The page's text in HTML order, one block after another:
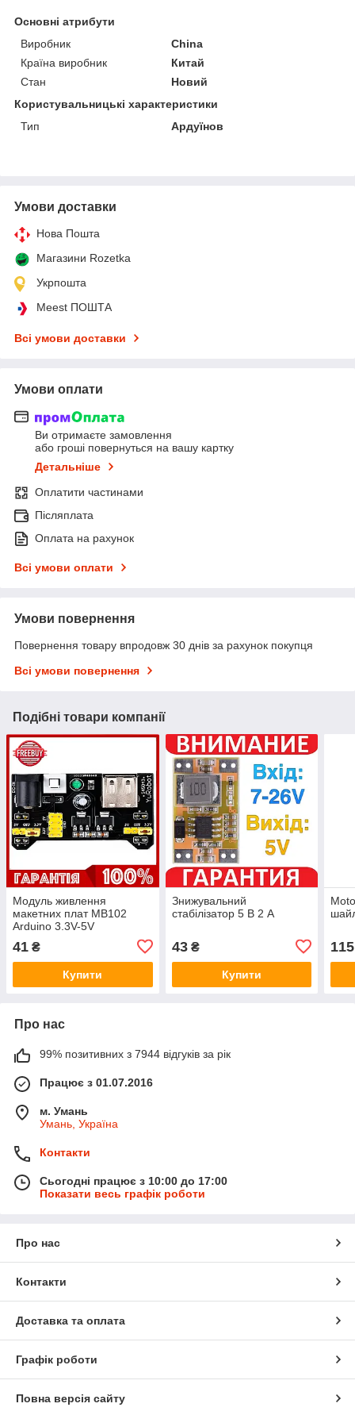
Основні атрибути
Виробник
China
Країна виробник
Китай
Стан
Новий
Користувальницькі характеристики
Тип
Ардуїнов
Умови доставки
Нова Пошта
Магазини Rozetka
Укрпошта
Meest ПОШТА
Всі умови доставки
Умови оплати
Ви отримаєте замовлення
або гроші повернуться на вашу картку
Детальніше
Оплатити частинами
Післяплата
Оплата на рахунок
Всі умови оплати
Умови повернення
Повернення товару впродовж 30 днів за рахунок покупця
Всі умови повернення
Подібні товари компанії
Модуль живлення
макетних плат MB102
Arduino 3.3V-5V
41 ₴
Купити
Знижувальний
стабілізатор 5 В 2 А
43₴
Купити
115
Про нас
99% позитивних з 7944 відгуків за рік
Працює з 01.07.2016
м. Умань
Умань, Україна
Контакти
Сьогодні працює з 10:00 до 17:00
Показати весь графік роботи
Про нас
Контакти
Доставка та оплата
Графік роботи
Повна версія сайту